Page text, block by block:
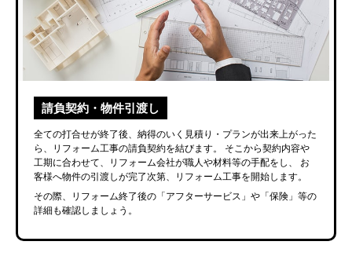
請負契約・物件引渡し
全ての打合せが終了後、納得のいく見積り・プランが出来上がった
ら、リフォーム工事の請負契約を結びます。
そこから契約内容や
工期に合わせて、リフォーム会社が職人や材料等の手配をし、
お
客様へ物件の引渡しが完了次第、リフォーム工事を開始します。
その際、リフォーム終了後の「アフターサービス」や「保険」等の
詳細も確認しましょう。